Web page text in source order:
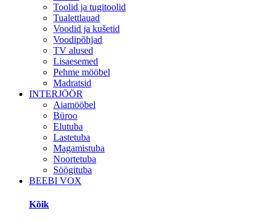
Toolid ja tugitoolid
Tualettlauad
Voodid ja kušetid
Voodipõhjad
TV alused
Lisaesemed
Pehme mööbel
Madratsid
INTERJÖÖR
Aiamööbel
Büroo
Elutuba
Lastetuba
Magamistuba
Noortetuba
Söögituba
BEEBI VOX
Kõik